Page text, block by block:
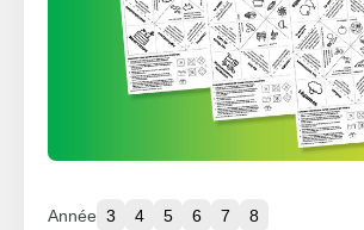
Année 3 4 5 6 7 8